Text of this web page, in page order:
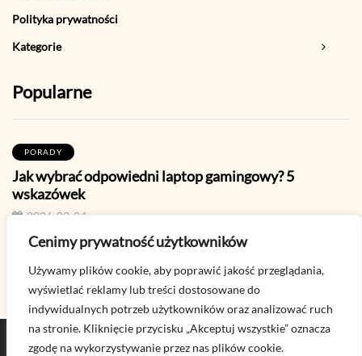
Cenimy prywatność użytkowników
Używamy plików cookie, aby poprawić jakość przeglądania,
wyświetlać reklamy lub treści dostosowane do
indywidualnych potrzeb użytkowników oraz analizować ruch
na stronie. Kliknięcie przycisku „Akceptuj wszystkie” oznacza
zgodę na wykorzystywanie przez nas plików cookie.
Polityka prywatności
Kategorie
Popularne
PORADY
Jak wybrać odpowiedni laptop gamingowy? 5
wskazówek
2026-03-24
Jak zrobić LIVE na TikToku? - poradnik krok po kroku
2026-07-20